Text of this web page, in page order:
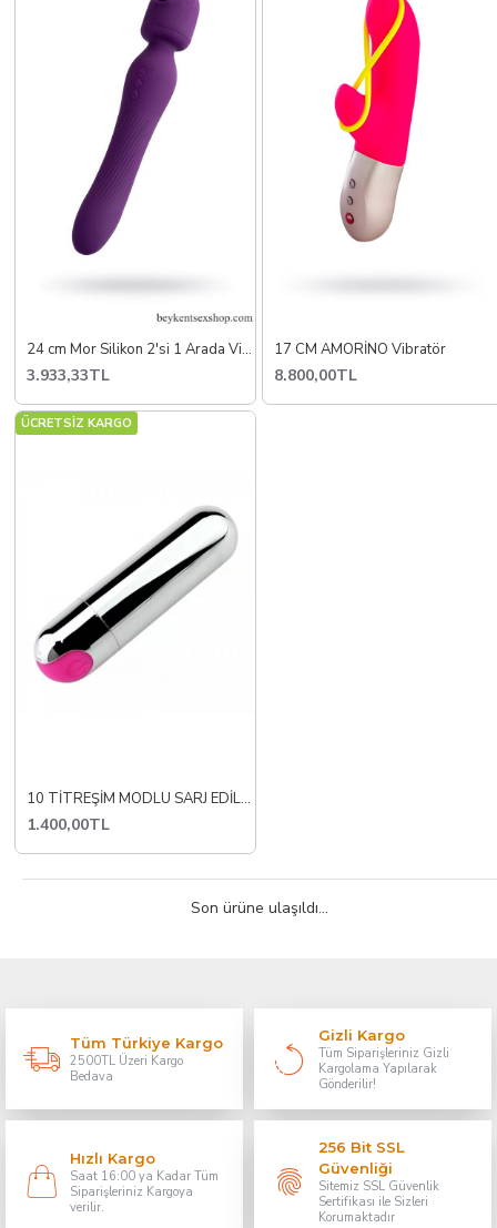
24 cm Mor Silikon 2'si 1 Arada Vibratör
3.933,33TL
17 CM AMORİNO Vibratör
8.800,00TL
ÜCRETSİZ KARGO
10 TİTREŞİM MODLU SARJ EDİLEBİLİR MİNİ KÜLOT VİBRATÖR
1.400,00TL
Son ürüne ulaşıldı...
Tüm Türkiye Kargo
2500TL Üzeri Kargo
Bedava
Gizli Kargo
Tüm Siparişleriniz Gizli
Kargolama Yapılarak
Gönderilir!
Hızlı Kargo
Saat 16:00 ya Kadar Tüm
Siparişleriniz Kargoya
verilir.
256 Bit SSL
Güvenliği
Sitemiz SSL Güvenlik
Sertifikası ile Sizleri
Korumaktadır